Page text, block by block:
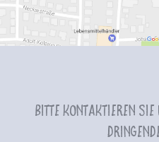
Bitte kontaktieren